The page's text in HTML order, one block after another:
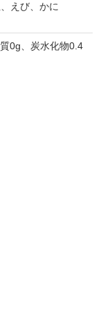
、 えび、 かに
0g、炭水化物0.4